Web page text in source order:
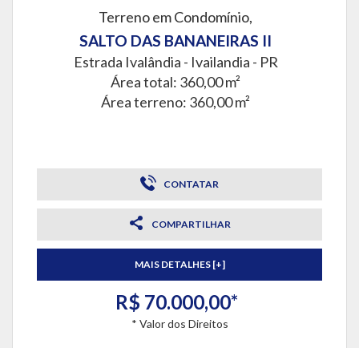
Terreno em Condomínio,
SALTO DAS BANANEIRAS II
Estrada Ivalândia - Ivailandia - PR
Área total: 360,00 m²
Área terreno: 360,00 m²
CONTATAR
COMPARTILHAR
MAIS DETALHES [+]
R$ 70.000,00*
* Valor dos Direitos